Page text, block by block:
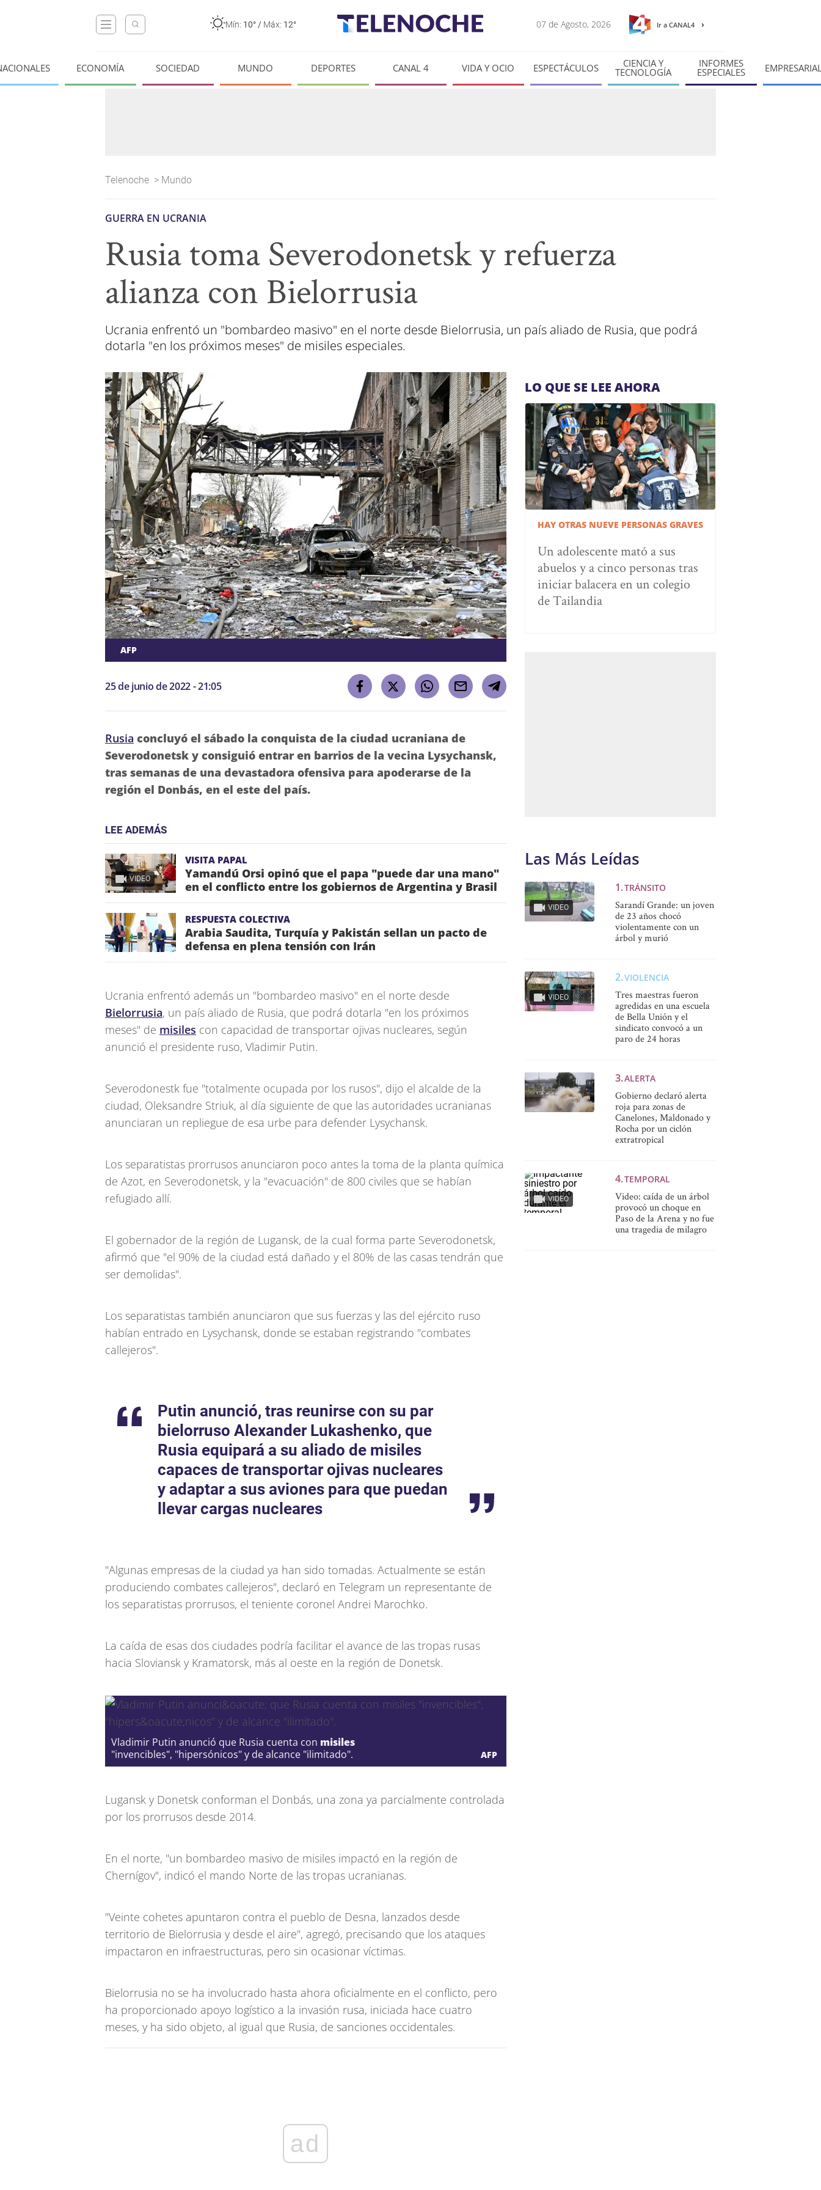
Mín: 10° / Máx: 12° 07 de Agosto, 2026 Ir a CANAL4
ECONOMÍA SOCIEDAD MUNDO DEPORTES CANAL 4 VIDA Y OCIO ESPECTÁCULOS CIENCIA Y
TECNOLOGÍA
INFORMES
ESPECIALES
Telenoche > Mundo
GUERRA EN UCRANIA
Rusia toma Severodonetsk y refuerza
alianza con Bielorrusia
Ucrania enfrentó un "bombardeo masivo" en el norte desde Bielorrusia, un país aliado de Rusia, que podrá
dotarla "en los próximos meses" de misiles especiales.
AFP
25 de junio de 2022 - 21:05
Rusia concluyó el sábado la conquista de la ciudad ucraniana de
Severodonetsk y consiguió entrar en barrios de la vecina Lysychansk,
tras semanas de una devastadora ofensiva para apoderarse de la
región el Donbás, en el este del país.
LEE ADEMÁS
VIDEO
VISITA PAPAL
Yamandú Orsi opinó que el papa "puede dar una mano"
en el conflicto entre los gobiernos de Argentina y Brasil
RESPUESTA COLECTIVA
Arabia Saudita, Turquía y Pakistán sellan un pacto de
defensa en plena tensión con Irán
Ucrania enfrentó además un "bombardeo masivo" en el norte desde
Bielorrusia, un país aliado de Rusia, que podrá dotarla "en los próximos
meses" de misiles con capacidad de transportar ojivas nucleares, según
anunció el presidente ruso, Vladimir Putin.
Severodonestk fue "totalmente ocupada por los rusos", dijo el alcalde de la
ciudad, Oleksandre Striuk, al día siguiente de que las autoridades ucranianas
anunciaran un repliegue de esa urbe para defender Lysychansk.
Los separatistas prorrusos anunciaron poco antes la toma de la planta química
de Azot, en Severodonetsk, y la "evacuación" de 800 civiles que se habían
refugiado allí.
El gobernador de la región de Lugansk, de la cual forma parte Severodonetsk,
afirmó que "el 90% de la ciudad está dañado y el 80% de las casas tendrán que
ser demolidas".
Los separatistas también anunciaron que sus fuerzas y las del ejército ruso
habían entrado en Lysychansk, donde se estaban registrando "combates
callejeros".
Putin anunció, tras reunirse con su par
bielorruso Alexander Lukashenko, que
Rusia equipará a su aliado de misiles
capaces de transportar ojivas nucleares
y adaptar a sus aviones para que puedan
llevar cargas nucleares
"Algunas empresas de la ciudad ya han sido tomadas. Actualmente se están
produciendo combates callejeros", declaró en Telegram un representante de
los separatistas prorrusos, el teniente coronel Andrei Marochko.
La caída de esas dos ciudades podría facilitar el avance de las tropas rusas
hacia Sloviansk y Kramatorsk, más al oeste en la región de Donetsk.
Vladimir Putin anunció que Rusia cuenta con misiles
"invencibles", "hipersónicos" y de alcance "ilimitado".
AFP
Lugansk y Donetsk conforman el Donbás, una zona ya parcialmente controlada
por los prorrusos desde 2014.
En el norte, "un bombardeo masivo de misiles impactó en la región de
Chernígov", indicó el mando Norte de las tropas ucranianas.
"Veinte cohetes apuntaron contra el pueblo de Desna, lanzados desde
territorio de Bielorrusia y desde el aire", agregó, precisando que los ataques
impactaron en infraestructuras, pero sin ocasionar víctimas.
Bielorrusia no se ha involucrado hasta ahora oficialmente en el conflicto, pero
ha proporcionado apoyo logístico a la invasión rusa, iniciada hace cuatro
meses, y ha sido objeto, al igual que Rusia, de sanciones occidentales.
ad
LO QUE SE LEE AHORA
HAY OTRAS NUEVE PERSONAS GRAVES
Un adolescente mató a sus
abuelos y a cinco personas tras
iniciar balacera en un colegio
de Tailandia
Las Más Leídas
VIDEO
TRÁNSITO
Sarandí Grande: un joven
de 23 años chocó
violentamente con un
árbol y murió
VIDEO
VIOLENCIA
Tres maestras fueron
agredidas en una escuela
de Bella Unión y el
sindicato convocó a un
paro de 24 horas
ALERTA
Gobierno declaró alerta
roja para zonas de
Canelones, Maldonado y
Rocha por un ciclón
extratropical
VIDEO
TEMPORAL
Video: caída de un árbol
provocó un choque en
Paso de la Arena y no fue
una tragedia de milagro